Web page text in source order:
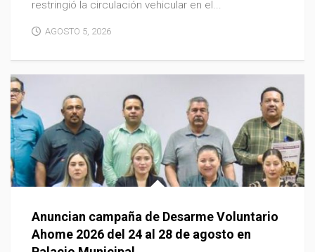
restringió la circulación vehicular en el...
AGOSTO 5, 2026
Anuncian campaña de Desarme Voluntario
Ahome 2026 del 24 al 28 de agosto en